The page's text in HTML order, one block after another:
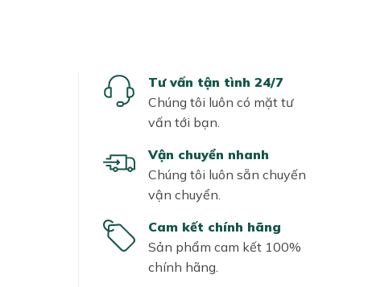
Tư vấn tận tình 24/7
Chúng tôi luôn có mặt tư
vấn tới bạn.
Vận chuyển nhanh
Chúng tôi luôn sẵn chuyến
vận chuyển.
Cam kết chính hãng
Sản phẩm cam kết 100%
chính hãng.